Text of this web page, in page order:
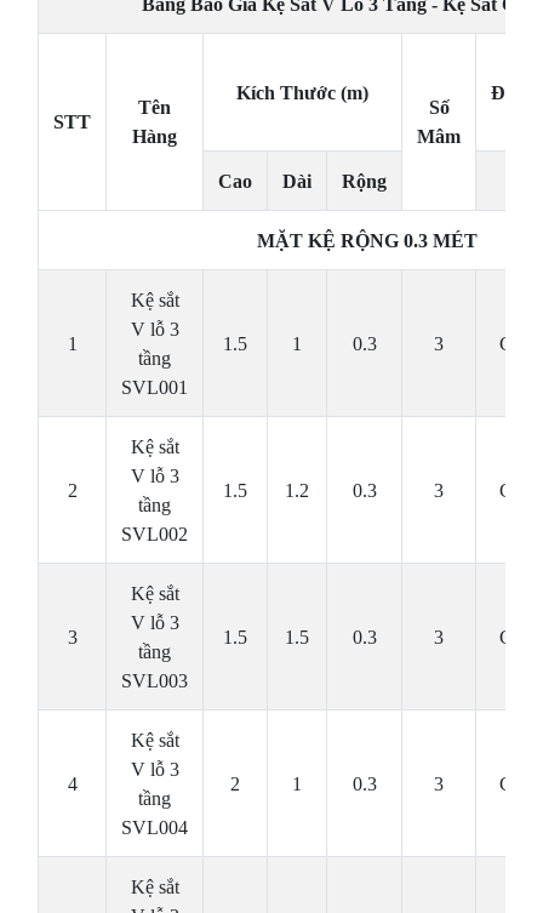
STT
Tên
Hàng
Kích Thước (m)
Số
Mâm
ĐVT
Cao Dài Rộng
MẶT KỆ RỘNG 0.3 MÉT
1
Kệ sắt
V lỗ 3
tầng
SVL001
1.5 1 0.3 3 Cái
2
Kệ sắt
V lỗ 3
tầng
SVL002
1.5 1.2 0.3 3 Cái
3
Kệ sắt
V lỗ 3
tầng
SVL003
1.5 1.5 0.3 3 Cái
4
Kệ sắt
V lỗ 3
tầng
SVL004
2 1 0.3 3 Cái
Kệ sắt